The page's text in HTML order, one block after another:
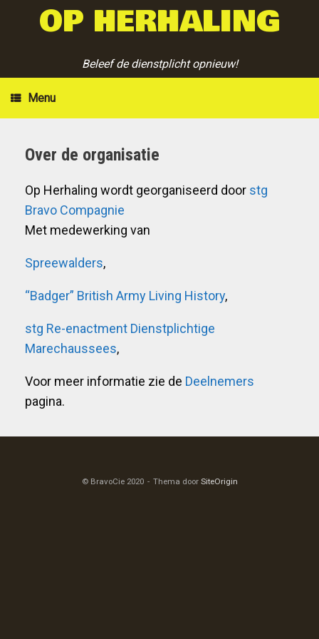
OP HERHALING
Beleef de dienstplicht opnieuw!
Menu
Over de organisatie
Op Herhaling wordt georganiseerd door stg
Bravo Compagnie
Met medewerking van
Spreewalders,
“Badger” British Army Living History,
stg Re-enactment Dienstplichtige
Marechaussees,
Voor meer informatie zie de Deelnemers
pagina.
© BravoCie 2020 Thema door SiteOrigin